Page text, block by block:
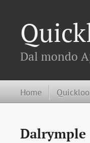
Dal mondo
Home
Dalrymple